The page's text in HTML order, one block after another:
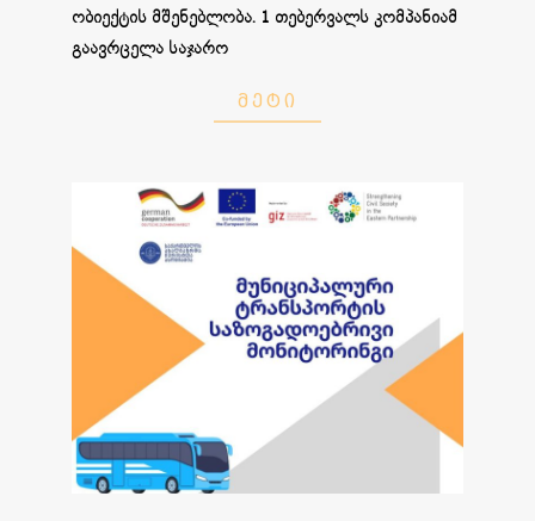
ობიექტის მშენებლობა. 1 თებერვალს კომპანიამ
გაავრცელა საჯარო
ᲛᲔᲢᲘ